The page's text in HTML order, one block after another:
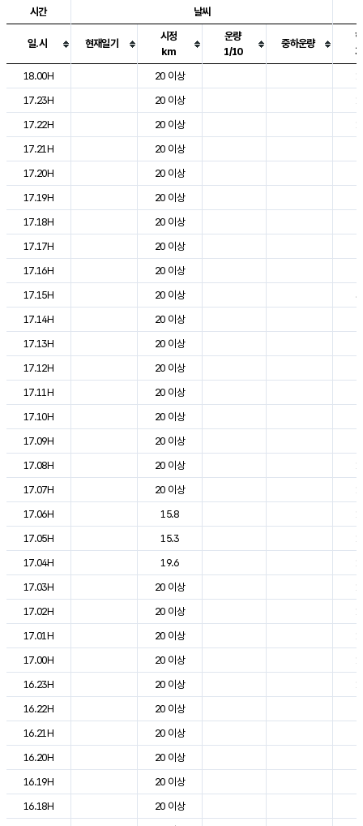
도시별 기상실황표로 지점, 날씨, 기온, 강수, 바람, 기압등을 안내한 표입
시간 날씨
일.시 현재일기
시정
km
운량
1/10
중하운량
18.00H
20 이상
17.23H
20 이상
17.22H
20 이상
17.21H
20 이상
17.20H
20 이상
17.19H
20 이상
17.18H
20 이상
17.17H
20 이상
17.16H
20 이상
17.15H
20 이상
17.14H
20 이상
17.13H
20 이상
17.12H
20 이상
17.11H
20 이상
17.10H
20 이상
17.09H
20 이상
17.08H
20 이상
17.07H
20 이상
17.06H
15.8
17.05H
15.3
17.04H
19.6
17.03H
20 이상
17.02H
20 이상
17.01H
20 이상
17.00H
20 이상
16.23H
20 이상
16.22H
20 이상
16.21H
20 이상
16.20H
20 이상
16.19H
20 이상
16.18H
20 이상